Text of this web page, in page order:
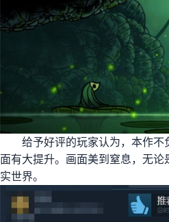
给予好评的玩家认为，本作
面有大提升。画面美到窒息，无
实世界。